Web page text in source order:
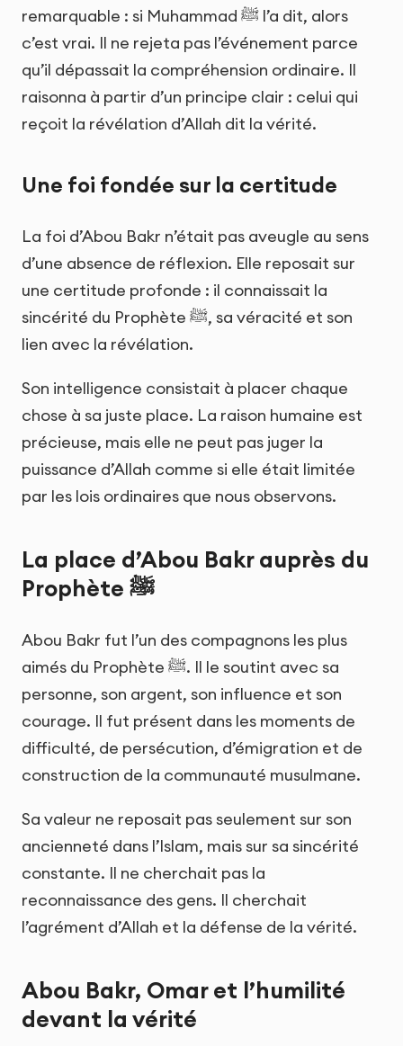
remarquable : si Muhammad ﷺ l’a dit, alors
c’est vrai. Il ne rejeta pas l’événement parce
qu’il dépassait la compréhension ordinaire. Il
raisonna à partir d’un principe clair : celui qui
reçoit la révélation d’Allah dit la vérité.
Une foi fondée sur la certitude
La foi d’Abou Bakr n’était pas aveugle au sens
d’une absence de réflexion. Elle reposait sur
une certitude profonde : il connaissait la
sincérité du Prophète ﷺ, sa véracité et son
lien avec la révélation.
Son intelligence consistait à placer chaque
chose à sa juste place. La raison humaine est
précieuse, mais elle ne peut pas juger la
puissance d’Allah comme si elle était limitée
par les lois ordinaires que nous observons.
La place d’Abou Bakr auprès du
Prophète ﷺ
Abou Bakr fut l’un des compagnons les plus
aimés du Prophète ﷺ. Il le soutint avec sa
personne, son argent, son influence et son
courage. Il fut présent dans les moments de
difficulté, de persécution, d’émigration et de
construction de la communauté musulmane.
Sa valeur ne reposait pas seulement sur son
ancienneté dans l’Islam, mais sur sa sincérité
constante. Il ne cherchait pas la
reconnaissance des gens. Il cherchait
l’agrément d’Allah et la défense de la vérité.
Abou Bakr, Omar et l’humilité
devant la vérité